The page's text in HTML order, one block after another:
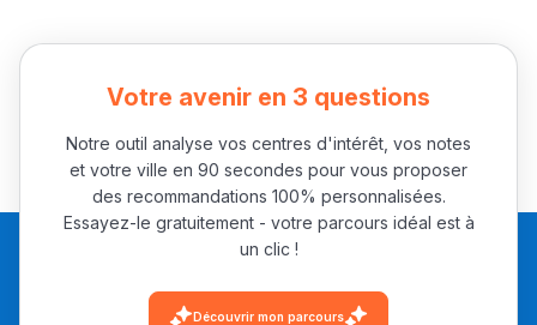
Interviews/Vidéos
+ de 89 Interviews/Vidéos
دليل المهن
Votre avenir en 3 questions
Notre outil analyse vos centres d'intérêt, vos notes
et votre ville en 90 secondes pour vous proposer
des recommandations 100% personnalisées.
Essayez-le gratuitement - votre parcours idéal est à
un clic !
Découvrir mon parcours